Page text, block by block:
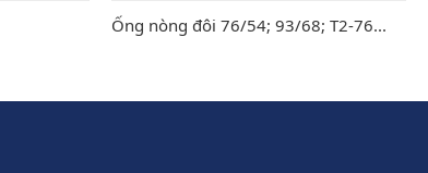
Ống nòng đôi 76/54; 93/68; T2-76...